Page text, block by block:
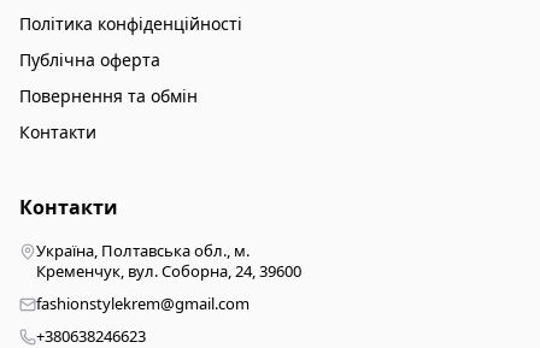
Політика конфіденційності
Публічна оферта
Повернення та обмін
Контакти
Контакти
Україна, Полтавська обл., м.
Кременчук, вул. Соборна, 24, 39600
fashionstylekrem@gmail.com
+380638246623